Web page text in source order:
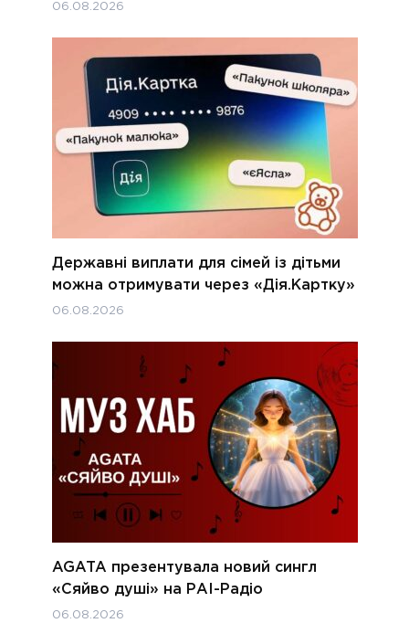
06.08.2026
Державні виплати для сімей із дітьми
можна отримувати через «Дія.Картку»
06.08.2026
AGATA презентувала новий сингл
«Сяйво душі» на РАІ-Радіо
06.08.2026